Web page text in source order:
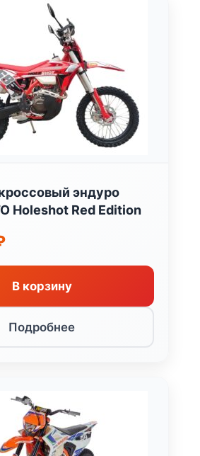
эндуро
Holeshot Red Edition
В корзину
Подробнее